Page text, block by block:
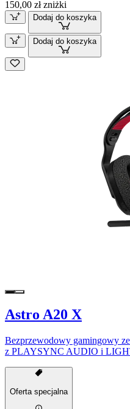
150,00 zł zniżki
Dodaj do koszyka
Dodaj do koszyka
Astro A20 X
Bezprzewodowy gamingowy
z PLAYSYNC AUDIO i
Oferta specjalna